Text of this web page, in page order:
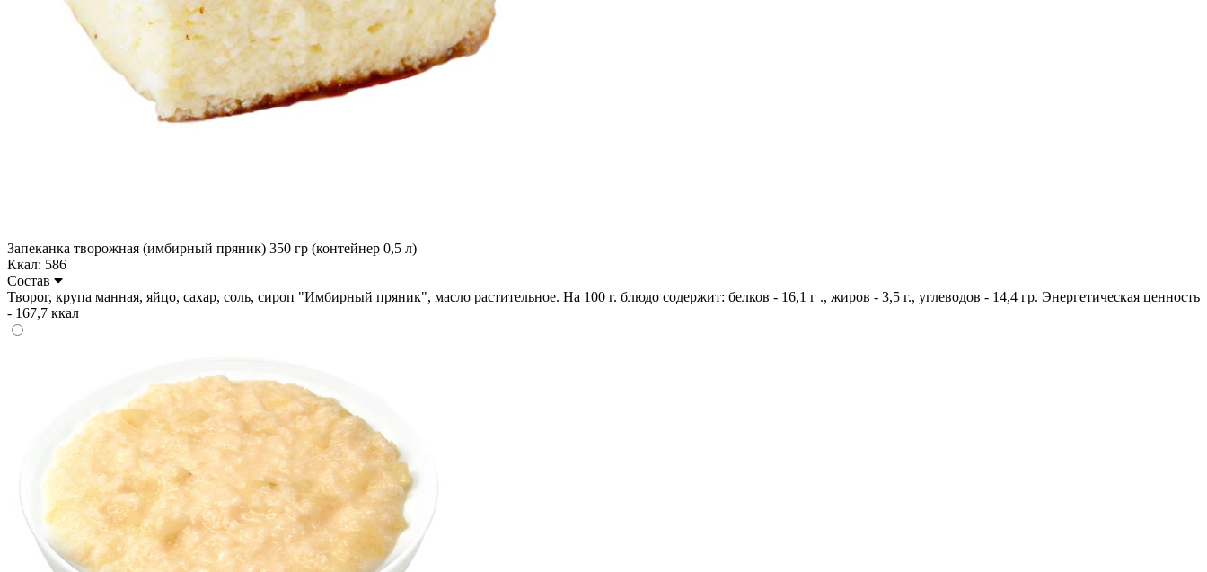
Запеканка творожная (имбирный пряник) 350 гр (контейнер 0,5 л)
Ккал: 586
Состав
Творог, крупа манная, яйцо, сахар, соль, сироп "Имбирный пряник", масло растительное. На 100 г. блюдо содержит: белков - 16,1 г ., жиров - 3,5 г., углеводов - 14,4 гр. Энергетическая ценность
- 167,7 ккал